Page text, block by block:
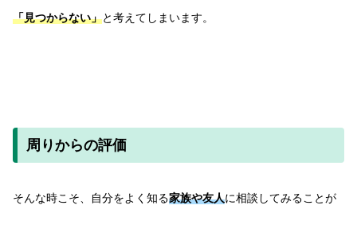
「見つからない」と考えてしまいます。
周りからの評価
そんな時こそ、自分をよく知る家族や友人に相談してみることが